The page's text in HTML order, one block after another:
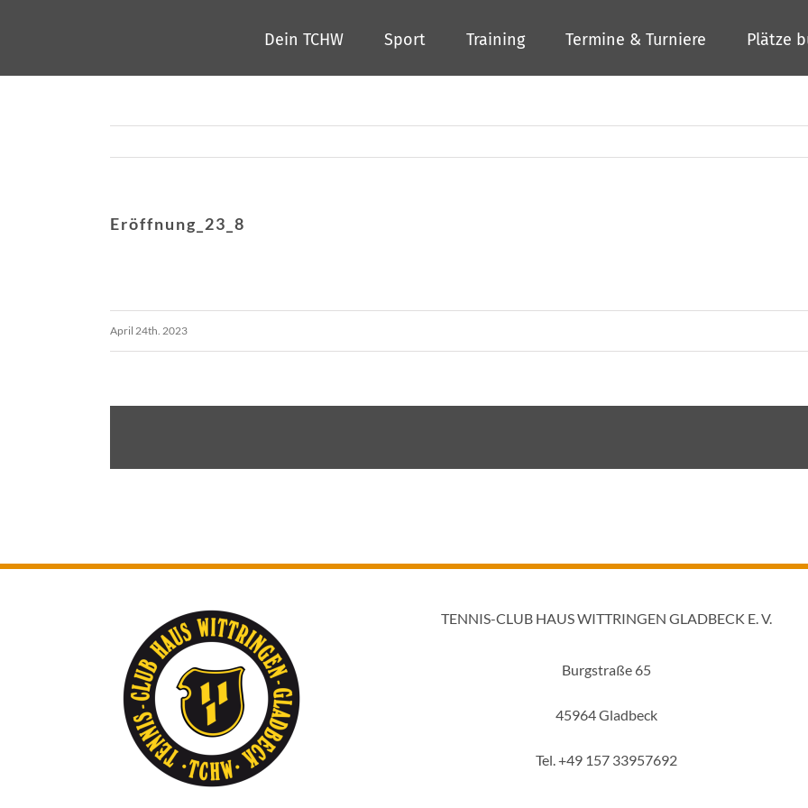
springen
Dein TCHW Sport Training Termine & Turniere Plätze
Eröffnung_23_8
April 24th. 2023
TENNIS-CLUB HAUS WITTRINGEN GLADBECK E. V.
Burgstraße 65
45964 Gladbeck
Tel. +49 157 33957692